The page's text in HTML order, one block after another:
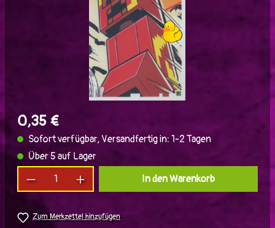
0,35 €
Sofort verfügbar, Versandfertig in: 1-2 Tagen
Über 5 auf Lager
Produkt Anzahl: Gib den gewünschten Wert
In den Warenkorb
Zum Merkzettel hinzufügen